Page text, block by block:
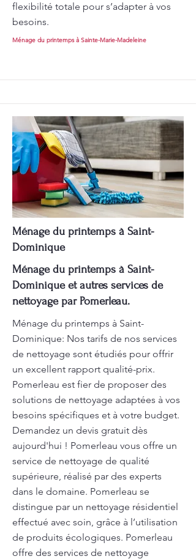
flexibilité totale pour s’adapter à vos
besoins.
Ménage du printemps à Sainte-Marie-Madeleine
Ménage du printemps à Saint-
Dominique
Ménage du printemps à Saint-
Dominique et autres services de
nettoyage par Pomerleau.
Ménage du printemps à Saint-
Dominique: Nos tarifs de nos services
de nettoyage sont étudiés pour offrir
un excellent rapport qualité-prix.
Pomerleau est fier de proposer des
solutions de nettoyage adaptées à vos
besoins spécifiques et à votre budget.
Demandez un devis gratuit dès
aujourd'hui ! Pomerleau vous offre un
service de nettoyage de qualité
supérieure, réalisé par des experts
dans le domaine. Pomerleau se
distingue par un nettoyage résidentiel
effectué avec soin, grâce à l’utilisation
de produits écologiques. Pomerleau
offre des services de nettoyage